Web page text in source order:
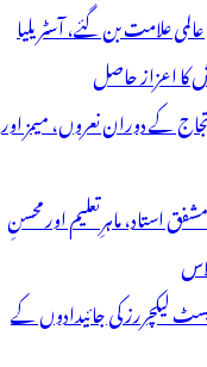
علامت بن گئے، آسٹریلیا
کا اعزاز حاصل
کے دوران نعروں، میمز اور
استاد، ماہرِتعلیم اور محسنِ
لیکچررز کی جائیدادوں کے